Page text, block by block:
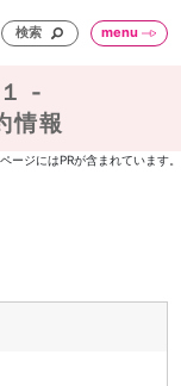
検索 menu
-
情報
ージにはPRが含まれています。